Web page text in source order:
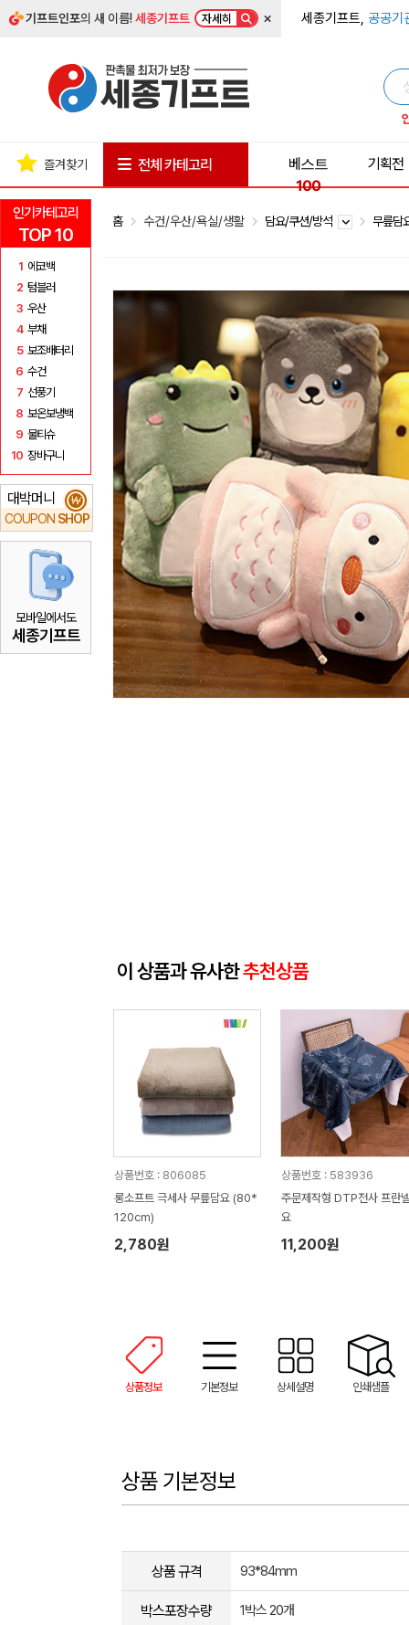
기프트인포의 새 이름!세종기프트 자세히 × 세종기프트, 공공기
인기카테고리
TOP 10
1 에코백
2 텀블러
3 우산
4 부채
5 보조배터리
6 수건
7 선풍기
8 보온보냉백
9 물티슈
10 장바구니
대박머니
COUPON SHOP
₩
모바일에서도
세종기프트
즐겨찾기 전체 카테고리
베스트
100
기획전
홈 수건/우산/욕실/생활 담요/쿠션/방석 무릎
이 상품과 유사한추천상품
상품번호 : 806085
롱소프트 극세사 무릎담요 (80*
120cm)
2,780원
상품번호 : 583936
주문제작형 DTP전사 프란
요
11,200원
상품정보 기본정보 상세설명 인쇄샘플
상품 기본정보
상품 규격 93*84mm
박스포장수량 1박스 20개